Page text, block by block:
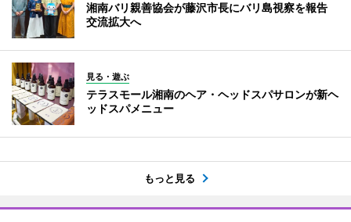
湘南バリ親善協会が藤沢市長にバリ島視察を報告
交流拡大へ
見る・遊ぶ
テラスモール湘南のヘア・ヘッドスパサロンが新ヘ
ッドスパメニュー
もっと見る